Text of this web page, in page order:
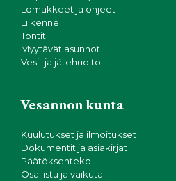
Lomakkeet ja ohjeet
Liikenne
Tontit
Myytävät asunnot
Vesi- ja jätehuolto
Vesannon kunta
Kuulutukset ja ilmoitukset
Dokumentit ja asiakirjat
Päätöksenteko
Osallistu ja vaikuta